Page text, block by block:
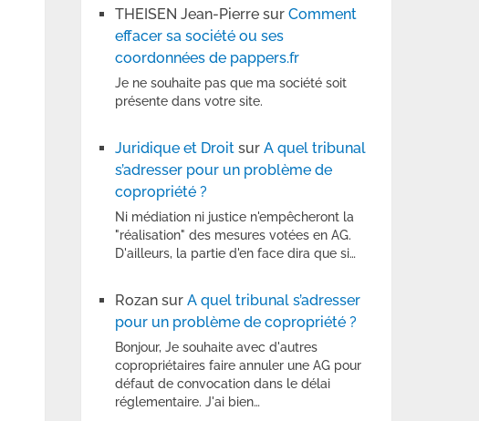
THEISEN Jean-Pierre surComment
effacer sa société ou ses
coordonnées de pappers.fr
Je ne souhaite pas que ma société soit
présente dans votre site.
Juridique et Droit surA quel tribunal
s’adresser pour un problème de
copropriété ?
Ni médiation ni justice n'empêcheront la
"réalisation" des mesures votées en AG.
D'ailleurs, la partie d'en face dira que si…
Rozan surA quel tribunal s’adresser
pour un problème de copropriété ?
Bonjour, Je souhaite avec d'autres
copropriétaires faire annuler une AG pour
défaut de convocation dans le délai
réglementaire. J'ai bien…